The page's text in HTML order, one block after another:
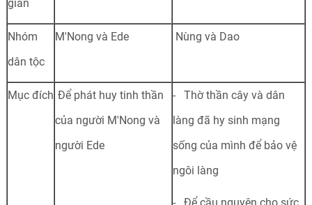
gian
Nhóm
dân tộc
M'Nong và Ede Nùng và Dao
Mục đích Để phát huy tinh thần
của người M'Nong và
người Ede
- Thờ thần cây và dân
làng đã hy sinh mạng
sống của mình để bảo vệ
ngôi làng